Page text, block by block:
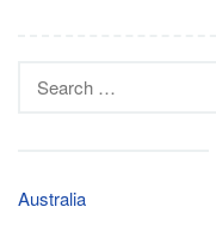
Australia